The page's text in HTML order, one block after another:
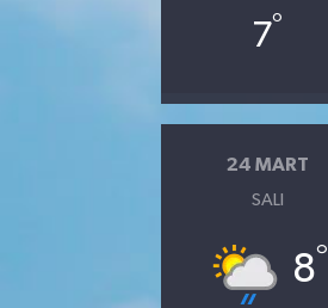
7°
24 MART
SALI
8°